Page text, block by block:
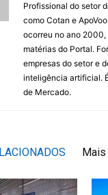
Profissional do setor
como Cotan e
ocorreu no ano 2000,
matérias do Portal.
empresas do setor e
inteligência artificial.
de Mercado.
Mais